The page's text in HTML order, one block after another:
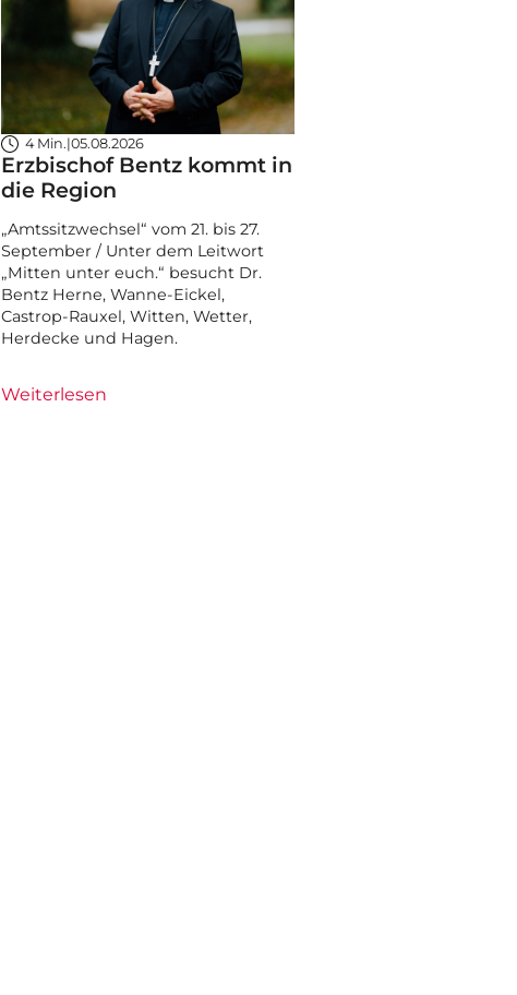
4 Min.|05.08.2026
Erzbischof Bentz kommt in
die Region
„Amtssitzwechsel“ vom 21. bis 27.
September / Unter dem Leitwort
„Mitten unter euch.“ besucht Dr.
Bentz Herne, Wanne-Eickel,
Castrop-Rauxel, Witten, Wetter,
Herdecke und Hagen.
Weiterlesen